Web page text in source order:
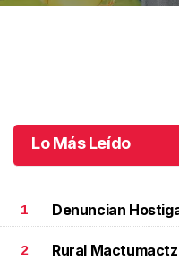
Lo Más Leído
1 Denuncian
2 Rural